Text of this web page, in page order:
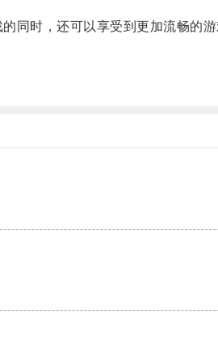
同时，还可以享受到更加流畅的游